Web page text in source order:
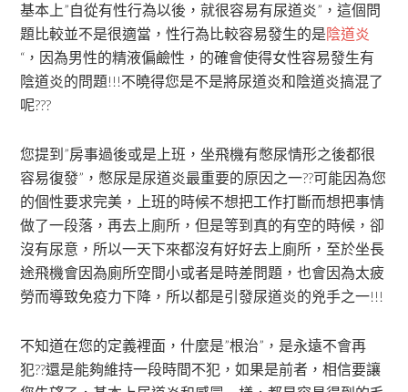
基本上”自從有性行為以後，就很容易有尿道炎”，這個問
題比較並不是很適當，性行為比較容易發生的是陰道炎
“，因為男性的精液偏鹼性，的確會使得女性容易發生有
陰道炎的問題!!!不曉得您是不是將尿道炎和陰道炎搞混了
呢???
您提到”房事過後或是上班，坐飛機有憋尿情形之後都很
容易復發”，憋尿是尿道炎最重要的原因之一??可能因為您
的個性要求完美，上班的時候不想把工作打斷而想把事情
做了一段落，再去上廁所，但是等到真的有空的時候，卻
沒有尿意，所以一天下來都沒有好好去上廁所，至於坐長
途飛機會因為廁所空間小或者是時差問題，也會因為太疲
勞而導致免疫力下降，所以都是引發尿道炎的兇手之一!!!
不知道在您的定義裡面，什麼是”根治”，是永遠不會再
犯??還是能夠維持一段時間不犯，如果是前者，相信要讓